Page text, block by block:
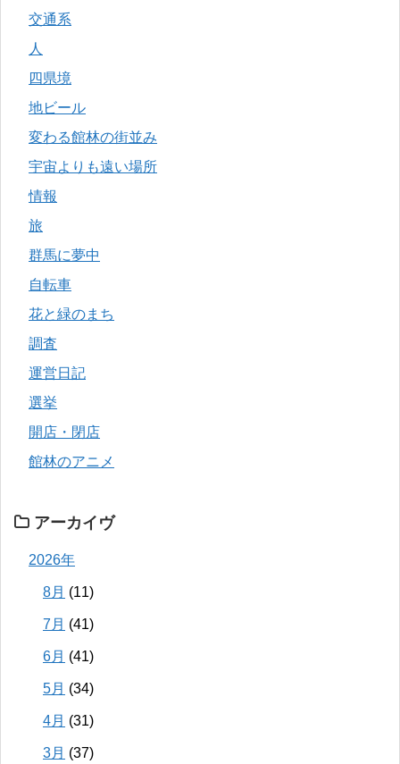
交通系
人
四県境
地ビール
変わる館林の街並み
宇宙よりも遠い場所
情報
旅
群馬に夢中
自転車
花と緑のまち
調査
運営日記
選挙
開店・閉店
館林のアニメ
アーカイヴ
2026年
8月 (11)
7月 (41)
6月 (41)
5月 (34)
4月 (31)
3月 (37)